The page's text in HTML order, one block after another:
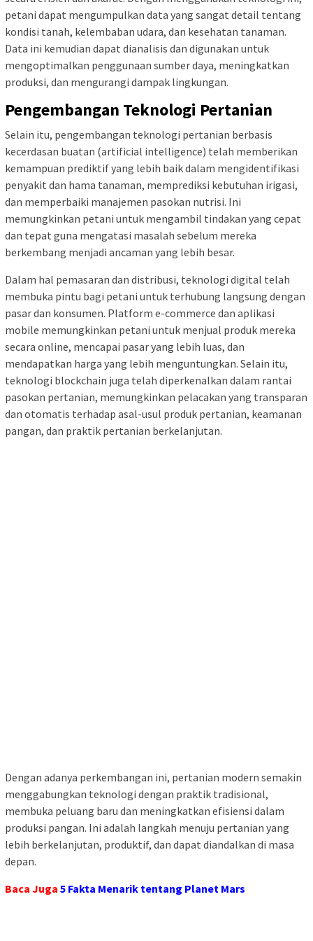
petani dapat mengumpulkan data yang sangat detail tentang
kondisi tanah, kelembaban udara, dan kesehatan tanaman.
Data ini kemudian dapat dianalisis dan digunakan untuk
mengoptimalkan penggunaan sumber daya, meningkatkan
produksi, dan mengurangi dampak lingkungan.
Pengembangan Teknologi Pertanian
Selain itu, pengembangan teknologi pertanian berbasis
kecerdasan buatan (artificial intelligence) telah memberikan
kemampuan prediktif yang lebih baik dalam mengidentifikasi
penyakit dan hama tanaman, memprediksi kebutuhan irigasi,
dan memperbaiki manajemen pasokan nutrisi. Ini
memungkinkan petani untuk mengambil tindakan yang cepat
dan tepat guna mengatasi masalah sebelum mereka
berkembang menjadi ancaman yang lebih besar.
Dalam hal pemasaran dan distribusi, teknologi digital telah
membuka pintu bagi petani untuk terhubung langsung dengan
pasar dan konsumen. Platform e-commerce dan aplikasi
mobile memungkinkan petani untuk menjual produk mereka
secara online, mencapai pasar yang lebih luas, dan
mendapatkan harga yang lebih menguntungkan. Selain itu,
teknologi blockchain juga telah diperkenalkan dalam rantai
pasokan pertanian, memungkinkan pelacakan yang transparan
dan otomatis terhadap asal-usul produk pertanian, keamanan
pangan, dan praktik pertanian berkelanjutan.
Dengan adanya perkembangan ini, pertanian modern semakin
menggabungkan teknologi dengan praktik tradisional,
membuka peluang baru dan meningkatkan efisiensi dalam
produksi pangan. Ini adalah langkah menuju pertanian yang
lebih berkelanjutan, produktif, dan dapat diandalkan di masa
depan.
Baca Juga 5 Fakta Menarik tentang Planet Mars